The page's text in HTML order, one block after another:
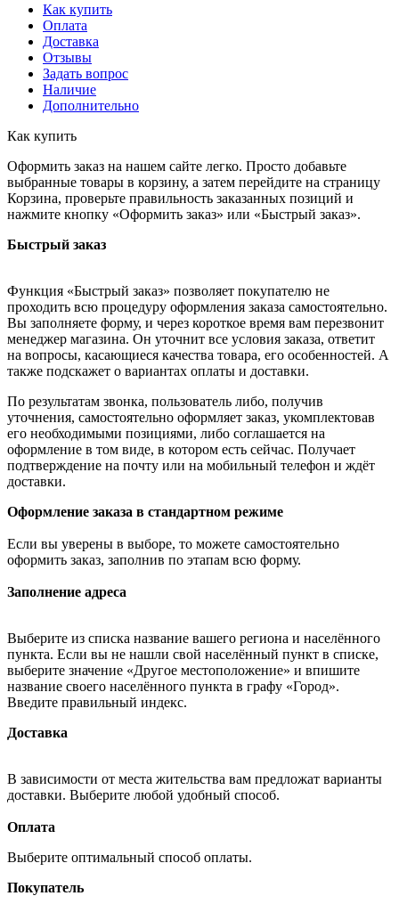
Как купить
Оплата
Доставка
Отзывы
Задать вопрос
Наличие
Дополнительно
Как купить
Оформить заказ на нашем сайте легко. Просто добавьте
выбранные товары в корзину, а затем перейдите на страницу
Корзина, проверьте правильность заказанных позиций и
нажмите кнопку «Оформить заказ» или «Быстрый заказ».
Быстрый заказ
Функция «Быстрый заказ» позволяет покупателю не
проходить всю процедуру оформления заказа самостоятельно.
Вы заполняете форму, и через короткое время вам перезвонит
менеджер магазина. Он уточнит все условия заказа, ответит
на вопросы, касающиеся качества товара, его особенностей. А
также подскажет о вариантах оплаты и доставки.
По результатам звонка, пользователь либо, получив
уточнения, самостоятельно оформляет заказ, укомплектовав
его необходимыми позициями, либо соглашается на
оформление в том виде, в котором есть сейчас. Получает
подтверждение на почту или на мобильный телефон и ждёт
доставки.
Оформление заказа в стандартном режиме
Если вы уверены в выборе, то можете самостоятельно
оформить заказ, заполнив по этапам всю форму.
Заполнение адреса
Выберите из списка название вашего региона и населённого
пункта. Если вы не нашли свой населённый пункт в списке,
выберите значение «Другое местоположение» и впишите
название своего населённого пункта в графу «Город».
Введите правильный индекс.
Доставка
В зависимости от места жительства вам предложат варианты
доставки. Выберите любой удобный способ.
Оплата
Выберите оптимальный способ оплаты.
Покупатель